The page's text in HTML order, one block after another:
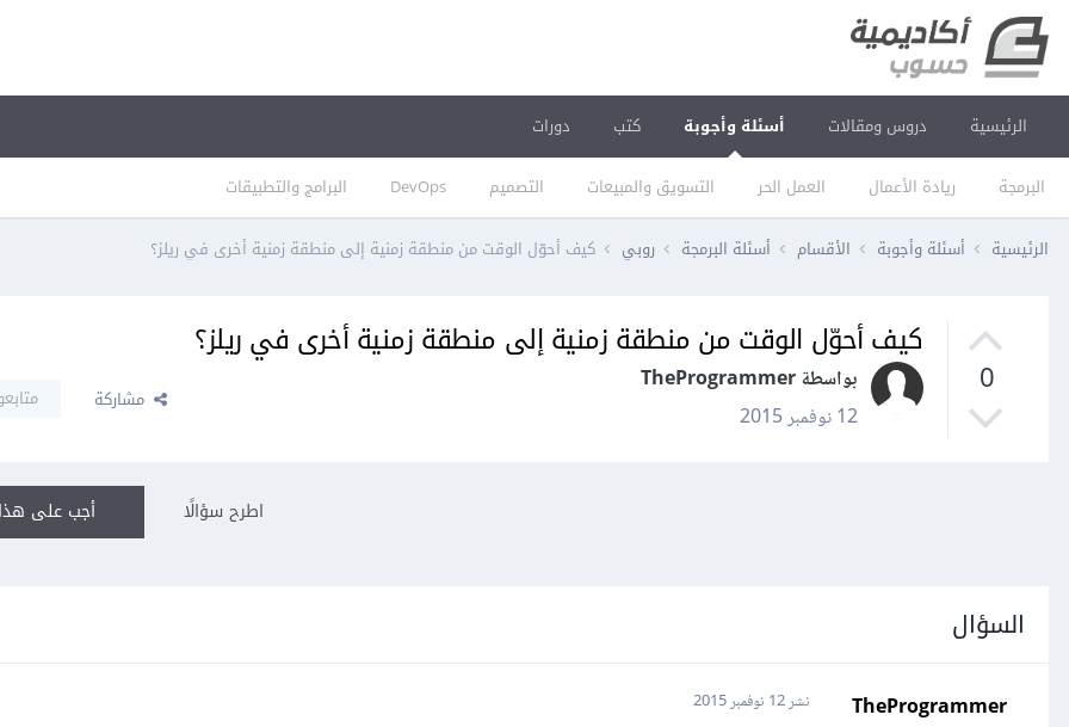
الرئيسية دروس ومقالات أسئلة وأجوبة
البرمجة ريادة الأعمال العمل الحر التسويق والمبيعات التصميم DevOps البرامج والتطبيقات
كتب دورات
الرئيسية أسئلة وأجوبة الأقسام أسئلة البرمجة روبي كيف أحوّل الوقت من منطقة زمنية إلى منطقة زمنية أخرى في ريلز؟
0
كيف أحوّل الوقت من منطقة زمنية إلى منطقة زمنية أخرى في ريلز؟
بواسطة TheProgrammer
12 نوفمبر 2015
مشاركة
أجب على اطرح سؤالًا
السؤال
TheProgrammer نشر12 نوفمبر 2015